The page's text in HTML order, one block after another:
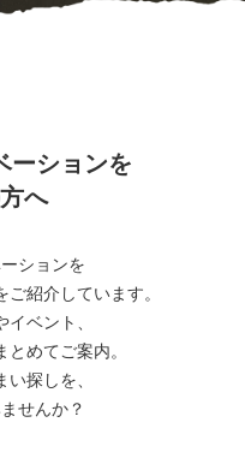
ーションを
へ
ションを
紹介しています。
ベント、
めてご案内。
探しを、
せんか？